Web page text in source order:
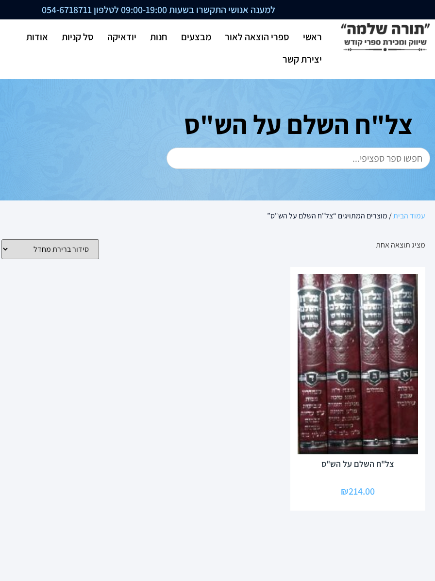
למענה אנושי התקשרו בשעות 09:00-19:00 לטלפון 054-6718711
ראשי ספרי הוצאה לאור מבצעים חנות יודאיקה סל קניות
אודות
יצירת קשר
צל"ח השלם על הש"ס
עמוד הבית/ מוצרים המתויגים “צל"ח השלם על הש"ס”
מציג תוצאה אחת
צל"ח השלם על הש"ס
₪214.00